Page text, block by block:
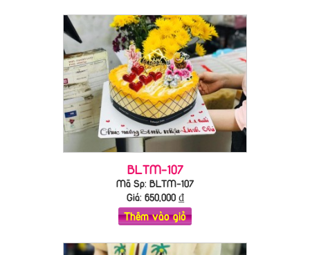
BLTM-107
Mã Sp: BLTM-107
Giá: 650,000₫
Thêm vào giỏ